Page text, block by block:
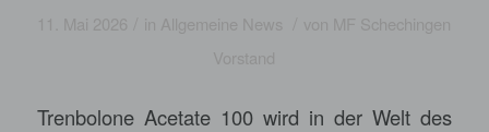
in Allgemeine News von
MF Schechingen
Vorstand
Trenbolone Acetate 100 wird in der Welt des